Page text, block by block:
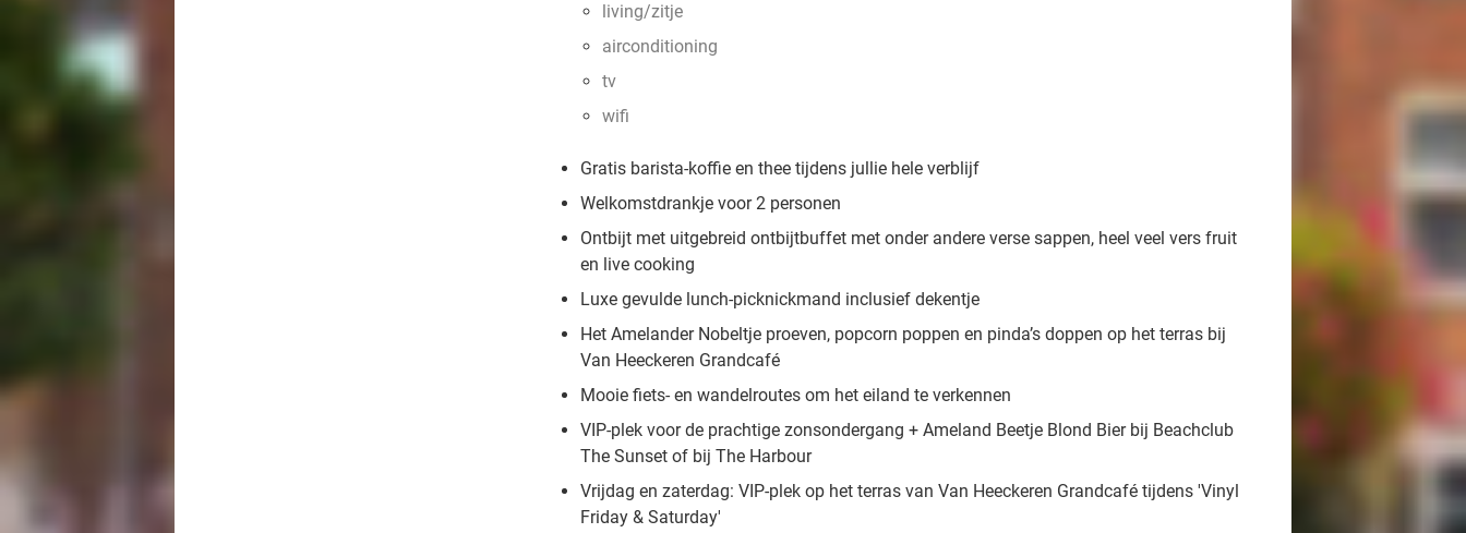
living/zitje
airconditioning
tv
wifi
Gratis barista-koffie en thee tijdens jullie hele verblijf
Welkomstdrankje voor 2 personen
Ontbijt met uitgebreid ontbijtbuffet met onder andere verse sappen, heel veel vers fruit
en live cooking
Luxe gevulde lunch-picknickmand inclusief dekentje
Het Amelander Nobeltje proeven, popcorn poppen en pinda’s doppen op het terras bij
Van Heeckeren Grandcafé
Mooie fiets- en wandelroutes om het eiland te verkennen
VIP-plek voor de prachtige zonsondergang + Ameland Beetje Blond Bier bij Beachclub
The Sunset of bij The Harbour
Vrijdag en zaterdag: VIP-plek op het terras van Van Heeckeren Grandcafé tijdens 'Vinyl
Friday & Saturday'